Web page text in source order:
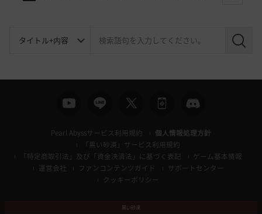
検
Pearl Abyssサービス利用規約
個人情報処理方針
「黒い砂漠」サービス利用規約
「特定商取引法」及び「資金決済法」に基づく表記
ゲーム基本情報
運営会社
ファンコンテンツガイド
サポートセンター
クッキーポリシー
黒い砂漠